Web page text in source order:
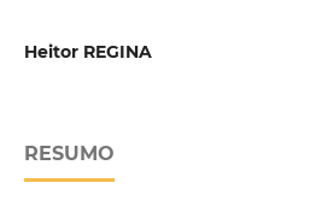
Heitor REGINA
RESUMO